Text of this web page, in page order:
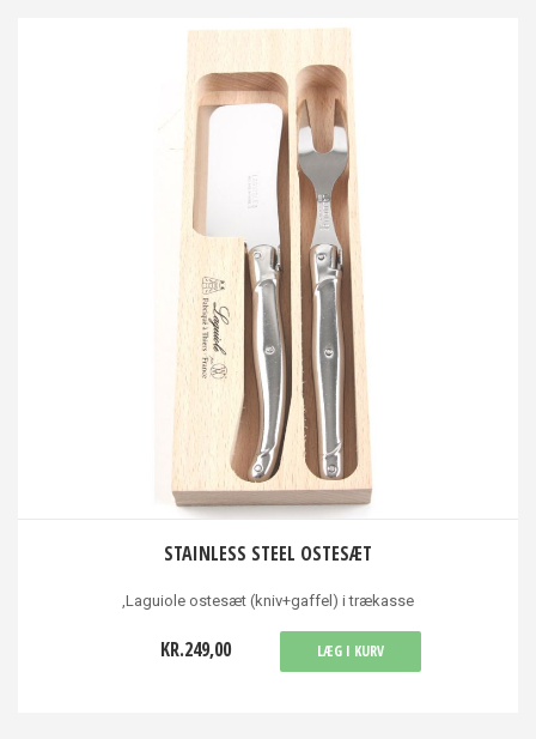
STAINLESS STEEL OSTESÆT
,Laguiole ostesæt (kniv+gaffel) i trækasse
KR.249,00 LÆG I KURV